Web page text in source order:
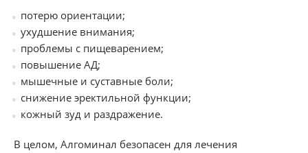
потерю ориентации;
ухудшение внимания;
проблемы с пищеварением;
повышение АД;
мышечные и суставные боли;
снижение эректильной функции;
кожный зуд и раздражение.
В целом, Алгоминал безопасен для лечения